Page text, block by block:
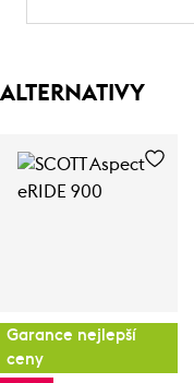
ALTERNATIVY
Garance nejlepší
ceny